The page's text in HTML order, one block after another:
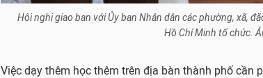
Hội nghị giao ban với Ủy ban Nhân dân các phường, xã,
Hồ Chí Minh tổ chức.
Việc dạy thêm học thêm trên địa bàn thành phố cần